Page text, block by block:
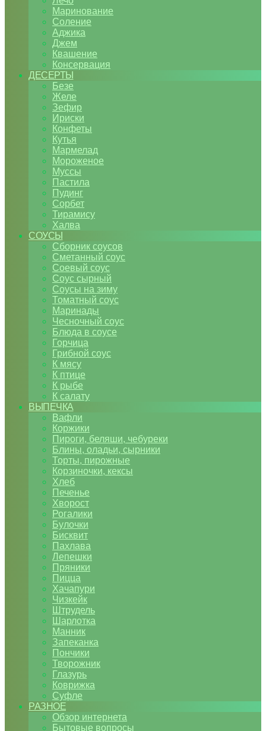
Маринование
Соление
Аджика
Джем
Квашение
Консервация
ДЕСЕРТЫ
Безе
Желе
Зефир
Ириски
Конфеты
Кутья
Мармелад
Мороженое
Муссы
Пастила
Пудинг
Сорбет
Тирамису
Халва
СОУСЫ
Сборник соусов
Сметанный соус
Соевый соус
Соус сырный
Соусы на зиму
Томатный соус
Маринады
Чесночный соус
Блюда в соусе
Горчица
Грибной соус
К мясу
К птице
К рыбе
К салату
ВЫПЕЧКА
Вафли
Коржики
Пироги, беляши, чебуреки
Блины, оладьи, сырники
Торты, пирожные
Корзиночки, кексы
Хлеб
Печенье
Хворост
Рогалики
Булочки
Бисквит
Пахлава
Лепешки
Пряники
Пицца
Хачапури
Чизкейк
Штрудель
Шарлотка
Манник
Запеканка
Пончики
Творожник
Глазурь
Коврижка
Суфле
РАЗНОЕ
Обзор интернета
Бытовые вопросы